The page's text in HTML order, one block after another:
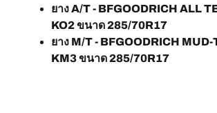
ยาง A/T - BFGOODRICH ALL
KO2 ขนาด 285/70R17
ยาง M/T - BFGOODRICH
KM3 ขนาด 285/70R17